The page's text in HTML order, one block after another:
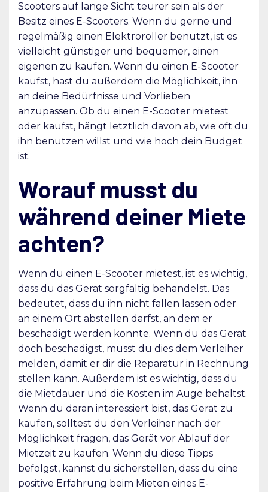
Scooters auf lange Sicht teurer sein als der
Besitz eines E-Scooters. Wenn du gerne und
regelmäßig einen Elektroroller benutzt, ist es
vielleicht günstiger und bequemer, einen
eigenen zu kaufen. Wenn du einen E-Scooter
kaufst, hast du außerdem die Möglichkeit, ihn
an deine Bedürfnisse und Vorlieben
anzupassen. Ob du einen E-Scooter mietest
oder kaufst, hängt letztlich davon ab, wie oft du
ihn benutzen willst und wie hoch dein Budget
ist.
Worauf musst du
während deiner Miete
achten?
Wenn du einen E-Scooter mietest, ist es wichtig,
dass du das Gerät sorgfältig behandelst. Das
bedeutet, dass du ihn nicht fallen lassen oder
an einem Ort abstellen darfst, an dem er
beschädigt werden könnte. Wenn du das Gerät
doch beschädigst, musst du dies dem Verleiher
melden, damit er dir die Reparatur in Rechnung
stellen kann. Außerdem ist es wichtig, dass du
die Mietdauer und die Kosten im Auge behältst.
Wenn du daran interessiert bist, das Gerät zu
kaufen, solltest du den Verleiher nach der
Möglichkeit fragen, das Gerät vor Ablauf der
Mietzeit zu kaufen. Wenn du diese Tipps
befolgst, kannst du sicherstellen, dass du eine
positive Erfahrung beim Mieten eines E-